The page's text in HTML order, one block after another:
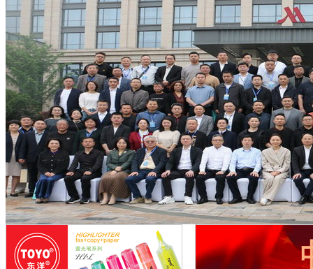
创建于1988年，是集研发、生
产、销售于一...[详细]
真彩文具股份有限公司
真彩文具“开学经济”催生文具
产品热销 新快报[详细]
贝发集团股份有限公司
始创于1994年的国内文具领军
企业，专业从事以...[详细]
上海晨光文具股份有限公司
晨光集团正式成为2010年中国
扶贫基金会的...[详细]
青岛昌隆文具有限公司
创建于1988年，是集研发、生
产、销售于一...[详细]